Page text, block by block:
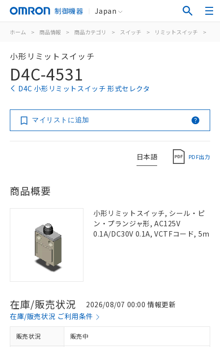
制御機器 Japan
ホーム > 商品情報 > 商品カテゴリ > スイッチ > リミットスイッチ >
小形リミットスイッチ
D4C-4531
D4C 小形リミットスイッチ 形式セレクタ
マイリストに追加
日本語 PDF出力
商品概要
小形リミットスイッチ, シール・ピ
ン・プランジャ形, AC125V
0.1A/DC30V 0.1A, VCTFコード, 5m
在庫/販売状況
2026/08/07 00:00 情報更新
在庫/販売状況 ご利用条件
販売状況 販売中